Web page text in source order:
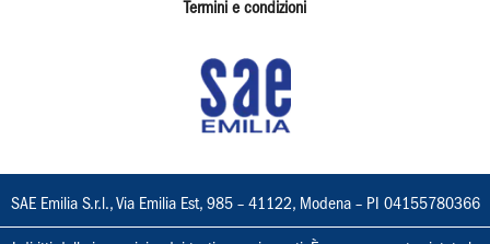
Termini e condizioni
SAE Emilia S.r.l., Via Emilia Est, 985 – 41122, Modena – PI 04155780366